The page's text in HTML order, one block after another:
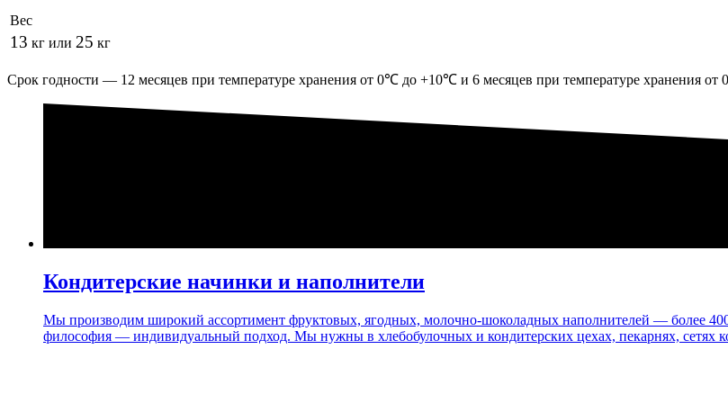
Вес
13 кг или 25 кг
Срок годности — 12 месяцев при температуре хранения от 0℃ до +10℃ и 6 месяцев при температуре хранения
Кондитерские начинки и наполнители
Мы производим широкий ассортимент фруктовых, ягодных, молочно-шоколадных наполнителей — более
философия — индивидуальный подход. Мы нужны в хлебобулочных и кондитерских цехах, пекарнях, сетях